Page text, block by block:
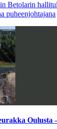
Betolarin
puheenjohtajana
Oulusta